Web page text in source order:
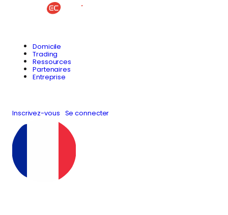
Domicile
Trading
Ressources
Partenaires
Entreprise
Inscrivez-vous Se connecter